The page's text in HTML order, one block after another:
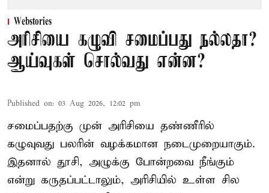
Webstories
அரிசியை கழுவி சமைப்பது நல்லதா?
ஆய்வுகள் சொல்வது என்ன?
Published on: 03 Aug 2026, 12:02 pm
சமைப்பதற்கு முன் அரிசியை தண்ணீரில்
கழுவுவது பலரின் வழக்கமான நடைமுறையாகும்.
இதனால் தூசி, அழுக்கு போன்றவை நீங்கும்
என்று கருதப்பட்டாலும், அரிசியில் உள்ள சில